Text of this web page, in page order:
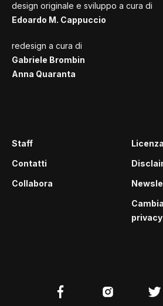
design originale e sviluppo a cura di
Edoardo M. Cappuccio
redesign a cura di
Gabriele Brombin
Anna Quaranta
Staff
Contatti
Collabora
privacy